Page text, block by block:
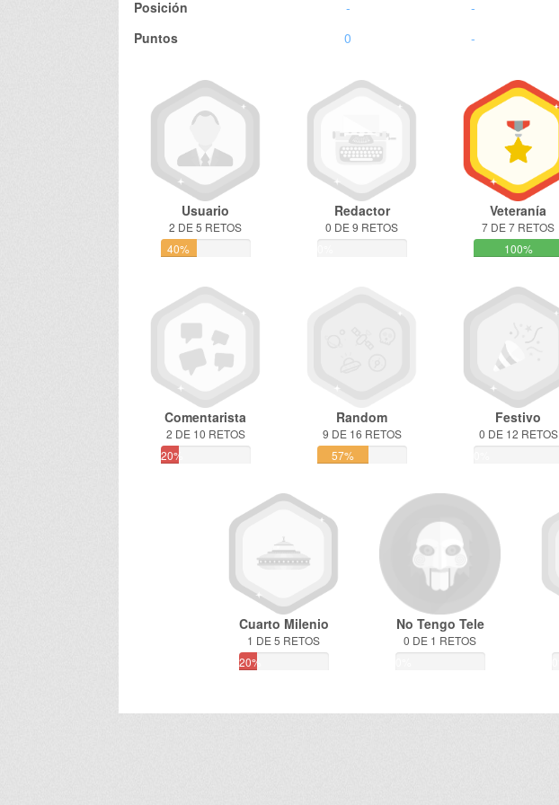
Posición
- -
Puntos
0 -
Usuario
2 DE 5 RETOS
40%
Redactor
0 DE 9 RETOS
Veteranía
7 DE 7 RETOS
100%
Comentarista
2 DE 10 RETOS
20%
Random
9 DE 16 RETOS
57%
Festivo
0 DE 12 RETOS
Cuarto Milenio
1 DE 5 RETOS
20%
No Tengo Tele
0 DE 1 RETOS